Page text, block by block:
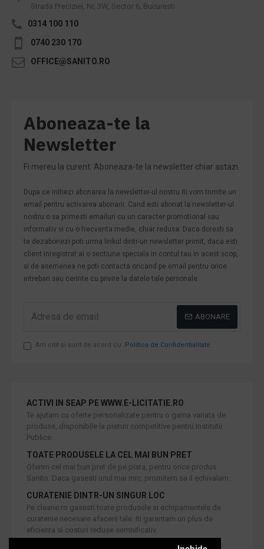
Strada Preciziei, Nr, 3W, Sector 6, Bucuresti
0314 100 110
0740 230 170
OFFICE@SANITO.RO
Aboneaza-te la
Newsletter
Fi mereu la curent. Aboneaza-te la newsletter chiar astazi.
Dupa ce initiezi abonarea la newsletter-ul nostru iti vom trimite un
email pentru activarea abonarii. Cand esti abonat la newsletter-ul
nostru o sa primesti emailuri cu un caracter promotional sau
informativ si cu o frecventa medie, chiar redusa. Daca doresti sa
te dezabonezi poti urma linkul dintr-un newsletter primit, daca esti
client inregistrat ai o sectiune speciala in contul tau in acest scop,
si de asemenea ne poti contacta oricand pe email pentru orice
intrebari sau cerinte cu privire la datele tale personale.
ABONARE
Am citit şi sunt de acord cu Politica de Confidentialitate
ACTIVI IN SEAP PE WWW.E-LICITATIE.RO
Te ajutam cu oferte personalizate pentru o gama variata de
produse, disponibile la preturi competitive pentru Institutii
Publice.
TOATE PRODUSELE LA CEL MAI BUN PRET
Oferim cel mai bun pret de pe piata, pentru orice produs
Sanito. Daca gasesti unul mai mic, promitem sa il echivalam.
CURATENIE DINTR-UN SINGUR LOC
Pe cleane.ro gasesti toate produsele si echipamentele de
curatenie necesare afacerii tale. Iti garantam un plus de
eficienta si costuri reduse semnificativ.